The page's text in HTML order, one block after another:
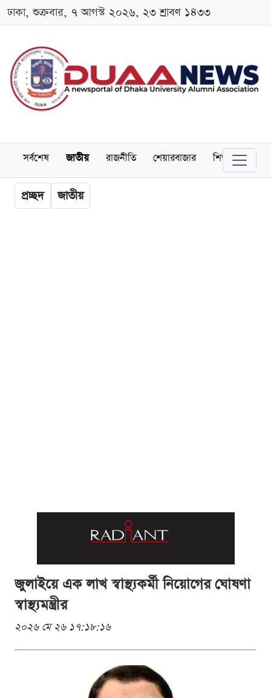
ঢাকা, শুক্রবার, ৭ আগস্ট ২০২৬, ২৩ শ্রাবণ ১৪৩৩
সর্বশেষ জাতীয় রাজনীতি শেয়ারবাজার শিক্ষা
প্রচ্ছদ জাতীয়
জুলাইয়ে এক লাখ স্বাস্থ্যকর্মী নিয়োগের ঘোষণা
স্বাস্থ্যমন্ত্রীর
২০২৬ মে ২৬ ১৭:১৮:১৬